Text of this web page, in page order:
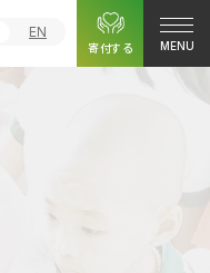
EN
寄付する
MENU